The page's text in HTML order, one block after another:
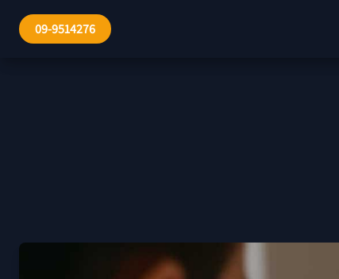
09-9514276